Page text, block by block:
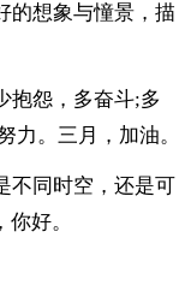
想象与憧景，描
怨，多奋斗;多
力。三月，加油。
同时空，还是可
好。